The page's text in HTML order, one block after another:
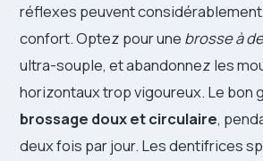
réflexes peuvent
confort. Optez pour une brosse à
ultra-souple, et abandonnez les
horizontaux trop vigoureux. Le bon
brossage doux et circulaire,
deux fois par jour. Les dentifrices